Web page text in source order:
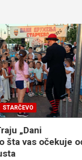
„Dani
šta vas očekuje od